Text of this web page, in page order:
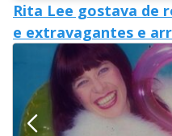
Rita Lee gostava de
e extravagantes e